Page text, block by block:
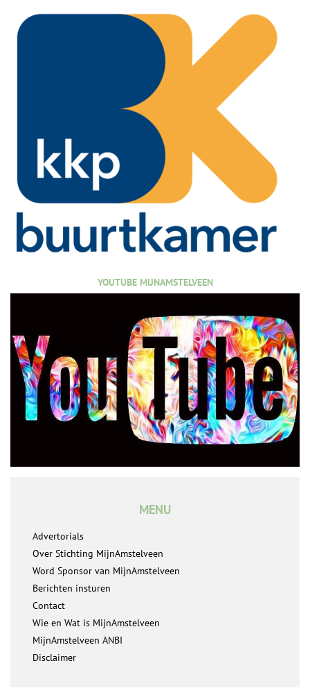
YOUTUBE MIJNAMSTELVEEN
MENU
Advertorials
Over Stichting MijnAmstelveen
Word Sponsor van MijnAmstelveen
Berichten insturen
Contact
Wie en Wat is MijnAmstelveen
MijnAmstelveen ANBI
Disclaimer